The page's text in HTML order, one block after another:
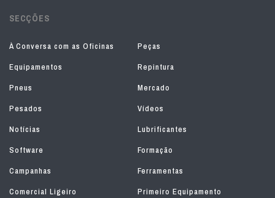
SECÇÕES
À Conversa com as Oficinas
Peças
Equipamentos
Repintura
Pneus
Mercado
Pesados
Vídeos
Notícias
Lubrificantes
Software
Formação
Campanhas
Ferramentas
Comercial Ligeiro
Primeiro Equipamento